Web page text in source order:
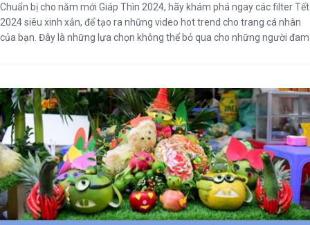
Chuẩn bị cho năm mới Giáp Thìn 2024, hãy khám phá ngay các filter Tết
2024 siêu xinh xắn, để tạo ra những video hot trend cho trang cá nhân
của bạn. Đây là những lựa chọn không thể bỏ qua cho những người đam